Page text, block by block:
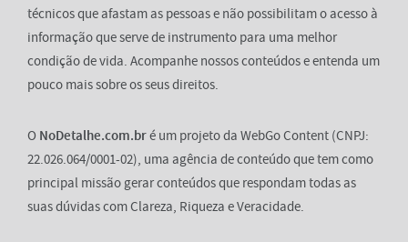
técnicos que afastam as pessoas e não possibilitam o acesso à
informação que serve de instrumento para uma melhor
condição de vida. Acompanhe nossos conteúdos e entenda um
pouco mais sobre os seus direitos.
O NoDetalhe.com.bré um projeto da WebGo Content (CNPJ:
22.026.064/0001-02), uma agência de conteúdo que tem como
principal missão gerar conteúdos que respondam todas as
suas dúvidas com Clareza, Riqueza e Veracidade.